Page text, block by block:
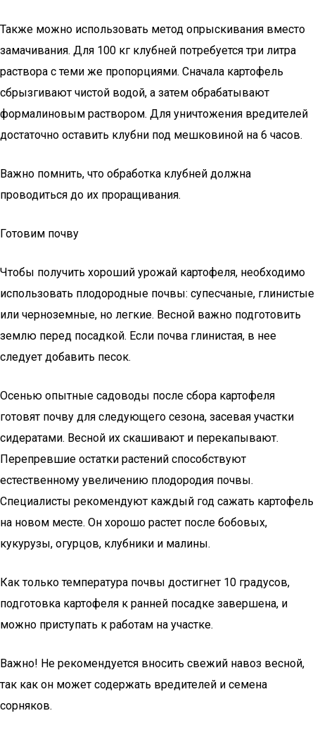
Также можно использовать метод опрыскивания вместо
замачивания. Для 100 кг клубней потребуется три литра
раствора с теми же пропорциями. Сначала картофель
сбрызгивают чистой водой, а затем обрабатывают
формалиновым раствором. Для уничтожения вредителей
достаточно оставить клубни под мешковиной на 6 часов.
Важно помнить, что обработка клубней должна
проводиться до их проращивания.
Готовим почву
Чтобы получить хороший урожай картофеля, необходимо
использовать плодородные почвы: супесчаные, глинистые
или черноземные, но легкие. Весной важно подготовить
землю перед посадкой. Если почва глинистая, в нее
следует добавить песок.
Осенью опытные садоводы после сбора картофеля
готовят почву для следующего сезона, засевая участки
сидератами. Весной их скашивают и перекапывают.
Перепревшие остатки растений способствуют
естественному увеличению плодородия почвы.
Специалисты рекомендуют каждый год сажать картофель
на новом месте. Он хорошо растет после бобовых,
кукурузы, огурцов, клубники и малины.
Как только температура почвы достигнет 10 градусов,
подготовка картофеля к ранней посадке завершена, и
можно приступать к работам на участке.
Важно! Не рекомендуется вносить свежий навоз весной,
так как он может содержать вредителей и семена
сорняков.